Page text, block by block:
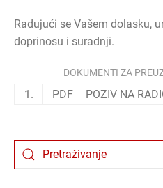
Radujući se Vašem dolasku,
doprinosu i suradnji.
DOKUMENTI ZA
1. PDF POZIV NA